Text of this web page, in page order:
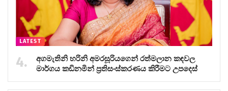
LATEST
අගමැතිනි හරිනි අමරසූරියගෙන් රත්මලාන කඳවල
මාර්ගය කඩිනමින් ප්‍රතිසංස්කරණය කිරීමට උපදෙස්